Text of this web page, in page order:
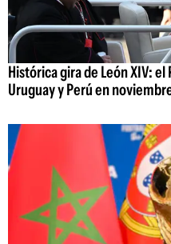
Histórica gira de León XIV:
Uruguay y Perú en